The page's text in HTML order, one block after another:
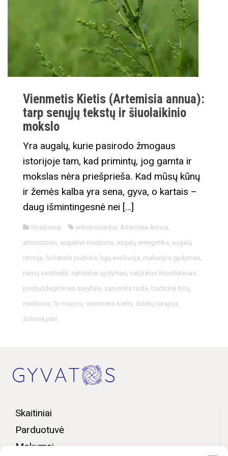
Vienmetis Kietis (Artemisia annua):
tarp senųjų tekstų ir šiuolaikinio
mokslo
Yra augalų, kurie pasirodo žmogaus
istorijoje tam, kad primintų, jog gamta ir
mokslas nėra priešprieša. Kad mūsų kūnų
ir žemės kalba yra sena, gyva, o kartais –
daug išmintingesnė nei […]
Straipsniai antioksidantai, Artemisia Annua,
artemizinas, augalinė medicina, augalų energetika, augalų
istorija, holistinis požiūris, ligų evoliucija, maliarijos gydymas,
namų vaistinėlė, natūralus gydymas, natūralus imunitetasas,
priešuždegiminės savybės, sąmonės raida, tradicinė kinų
medicina, Tu Youyou, Vienmetis Kietis, žolelių terapija,
žolininkystė
Skaitiniai
Parduotuvė
Mokymai